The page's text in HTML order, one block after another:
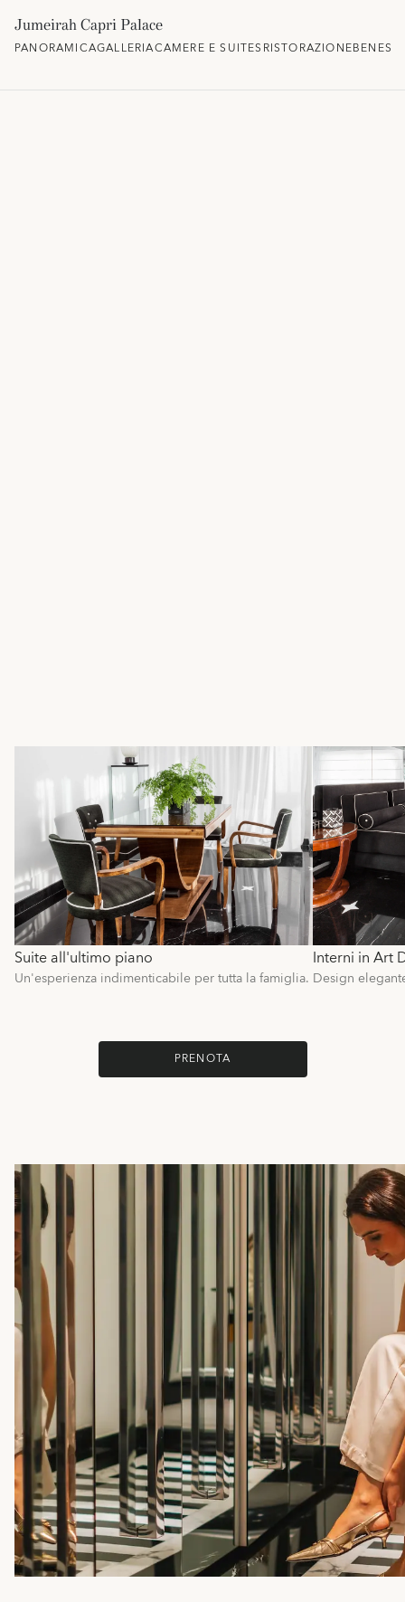
Jumeirah Capri Palace
PANORAMICAGALLERIACAMERE E SUITESRISTORAZIONE
Suite all'ultimo piano
Un'esperienza indimenticabile per tutta la famiglia.
Interni in Art
Design
PRENOTA